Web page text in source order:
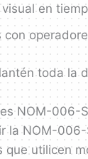
en
con
toda la
NOM-006-
la NOM-006-
que utilicen